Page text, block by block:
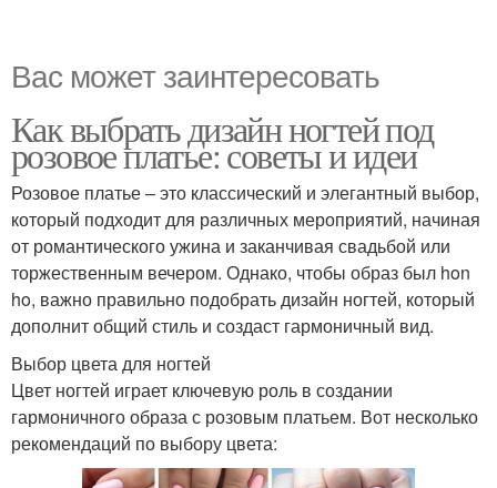
Вас может заинтересовать
Как выбрать дизайн ногтей под
розовое платье: советы и идеи
Розовое платье – это классический и элегантный выбор,
который подходит для различных мероприятий, начиная
от романтического ужина и заканчивая свадьбой или
торжественным вечером. Однако, чтобы образ был hon
ho, важно правильно подобрать дизайн ногтей, который
дополнит общий стиль и создаст гармоничный вид.
Выбор цвета для ногтей
Цвет ногтей играет ключевую роль в создании
гармоничного образа с розовым платьем. Вот несколько
рекомендаций по выбору цвета: